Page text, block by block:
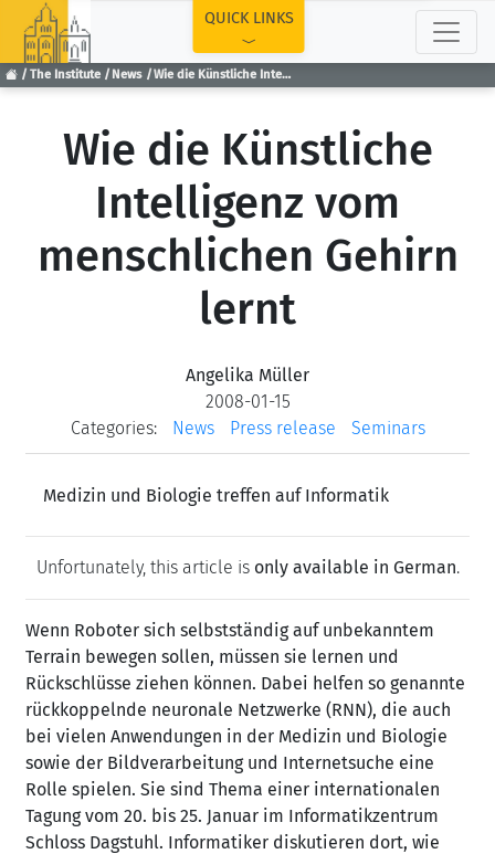
The Institute News Wie die Künstliche Intelligenz vom menschlichen Gehirn lernt
QUICK LINKS
Wie die Künstliche
Intelligenz vom
menschlichen Gehirn
lernt
Angelika Müller
2008-01-15
Categories:
News Press release Seminars
Medizin und Biologie treffen auf Informatik
Unfortunately, this article is only available in German.
Wenn Roboter sich selbstständig auf unbekanntem
Terrain bewegen sollen, müssen sie lernen und
Rückschlüsse ziehen können. Dabei helfen so genannte
rückkoppelnde neuronale Netzwerke (RNN), die auch
bei vielen Anwendungen in der Medizin und Biologie
sowie der Bildverarbeitung und Internetsuche eine
Rolle spielen. Sie sind Thema einer internationalen
Tagungvom 20. bis 25. Januar im Informatikzentrum
Schloss Dagstuhl. Informatiker diskutieren dort, wie